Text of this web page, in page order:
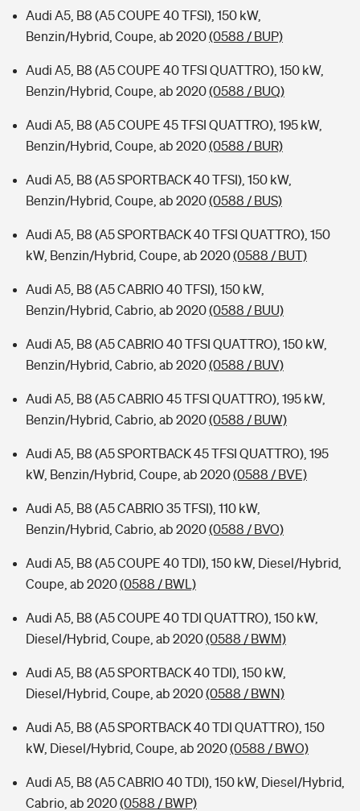
Audi A5, B8 (A5 COUPE 40 TFSI), 150 kW,
Benzin/Hybrid, Coupe, ab 2020(0588 / BUP)
Audi A5, B8 (A5 COUPE 40 TFSI QUATTRO), 150 kW,
Benzin/Hybrid, Coupe, ab 2020(0588 / BUQ)
Audi A5, B8 (A5 COUPE 45 TFSI QUATTRO), 195 kW,
Benzin/Hybrid, Coupe, ab 2020(0588 / BUR)
Audi A5, B8 (A5 SPORTBACK 40 TFSI), 150 kW,
Benzin/Hybrid, Coupe, ab 2020(0588 / BUS)
Audi A5, B8 (A5 SPORTBACK 40 TFSI QUATTRO), 150
kW, Benzin/Hybrid, Coupe, ab 2020(0588 / BUT)
Audi A5, B8 (A5 CABRIO 40 TFSI), 150 kW,
Benzin/Hybrid, Cabrio, ab 2020(0588 / BUU)
Audi A5, B8 (A5 CABRIO 40 TFSI QUATTRO), 150 kW,
Benzin/Hybrid, Cabrio, ab 2020(0588 / BUV)
Audi A5, B8 (A5 CABRIO 45 TFSI QUATTRO), 195 kW,
Benzin/Hybrid, Cabrio, ab 2020(0588 / BUW)
Audi A5, B8 (A5 SPORTBACK 45 TFSI QUATTRO), 195
kW, Benzin/Hybrid, Coupe, ab 2020(0588 / BVE)
Audi A5, B8 (A5 CABRIO 35 TFSI), 110 kW,
Benzin/Hybrid, Cabrio, ab 2020(0588 / BVO)
Audi A5, B8 (A5 COUPE 40 TDI), 150 kW, Diesel/Hybrid,
Coupe, ab 2020(0588 / BWL)
Audi A5, B8 (A5 COUPE 40 TDI QUATTRO), 150 kW,
Diesel/Hybrid, Coupe, ab 2020(0588 / BWM)
Audi A5, B8 (A5 SPORTBACK 40 TDI), 150 kW,
Diesel/Hybrid, Coupe, ab 2020(0588 / BWN)
Audi A5, B8 (A5 SPORTBACK 40 TDI QUATTRO), 150
kW, Diesel/Hybrid, Coupe, ab 2020(0588 / BWO)
Audi A5, B8 (A5 CABRIO 40 TDI), 150 kW, Diesel/Hybrid,
Cabrio, ab 2020(0588 / BWP)